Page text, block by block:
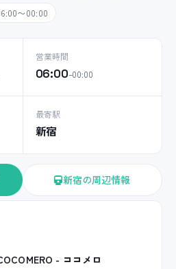
〜00:00
営業時間
06:00–00:00
最寄駅
新宿
新宿の周辺情報
- ココメロ